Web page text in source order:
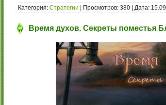
Категория: Стратегии | Просмотров: 380 | Дата:
Время духов. Секреты поместья